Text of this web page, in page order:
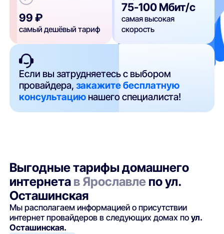
99 ₽
самый дешёвый тариф
75-100 Мбит/с
самая высокая
скорость
Если вы затрудняетесь с выбором
провайдера,закажите бесплатную
консультацию нашего специалиста!
Выгодные тарифы домашнего
интернета в Ярославле по ул.
Осташинская
Мы располагаем информацией о присутствии
интернет провайдеров в следующих домах поул.
Осташинская.